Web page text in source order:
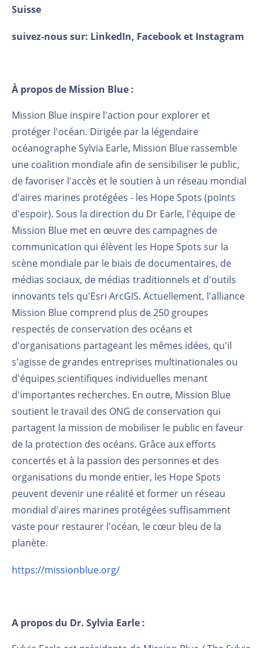
Suisse
suivez-nous sur: LinkedIn, Facebooket Instagram
À propos de Mission Blue :
Mission Blue inspire l'action pour explorer et
protéger l'océan. Dirigée par la légendaire
océanographe Sylvia Earle, Mission Blue rassemble
une coalition mondiale afin de sensibiliser le public,
de favoriser l'accès et le soutien à un réseau mondial
d'aires marines protégées - les Hope Spots (points
d'espoir). Sous la direction du Dr Earle, l'équipe de
Mission Blue met en œuvre des campagnes de
communication qui élèvent les Hope Spots sur la
scène mondiale par le biais de documentaires, de
médias sociaux, de médias traditionnels et d'outils
innovants tels qu'Esri ArcGIS. Actuellement, l'alliance
Mission Blue comprend plus de 250 groupes
respectés de conservation des océans et
d'organisations partageant les mêmes idées, qu'il
s'agisse de grandes entreprises multinationales ou
d'équipes scientifiques individuelles menant
d'importantes recherches. En outre, Mission Blue
soutient le travail des ONG de conservation qui
partagent la mission de mobiliser le public en faveur
de la protection des océans. Grâce aux efforts
concertés et à la passion des personnes et des
organisations du monde entier, les Hope Spots
peuvent devenir une réalité et former un réseau
mondial d'aires marines protégées suffisamment
vaste pour restaurer l'océan, le cœur bleu de la
planète.
https://missionblue.org/
A propos du Dr. Sylvia Earle :